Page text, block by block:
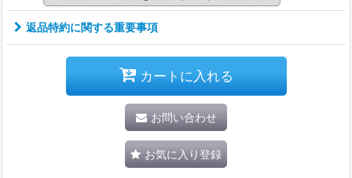
返品特約に関する重要事項
カートに入れる
お問い合わせ
お気に入り登録